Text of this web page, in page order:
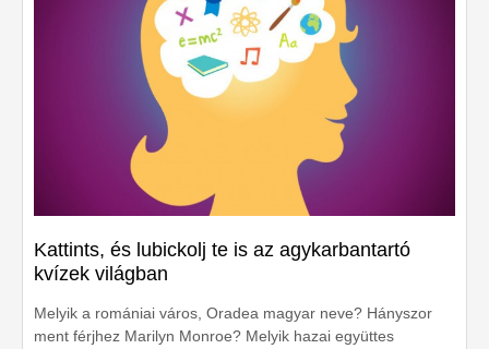
Kattints, és lubickolj te is az agykarbantartó
kvízek világban
Melyik a romániai város, Oradea magyar neve? Hányszor
ment férjhez Marilyn Monroe? Melyik hazai együttes